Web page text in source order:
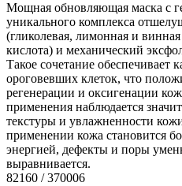
Мощная обновляющая маска с
уникального комплекса
(гликолевая, лимонная и
кислота) и механический
Такое сочетание обеспечивает
ороговевших клеток, что
регенерации и оксигенации
применения наблюдается
текстуры и увлажненности
применении кожа становится
энергией, дефекты и поры
выравнивается.
82160 / 370006